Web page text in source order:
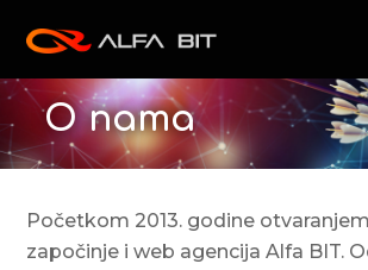
O nama
Početkom 2013. godine
započinje i web agencija Alfa BIT.